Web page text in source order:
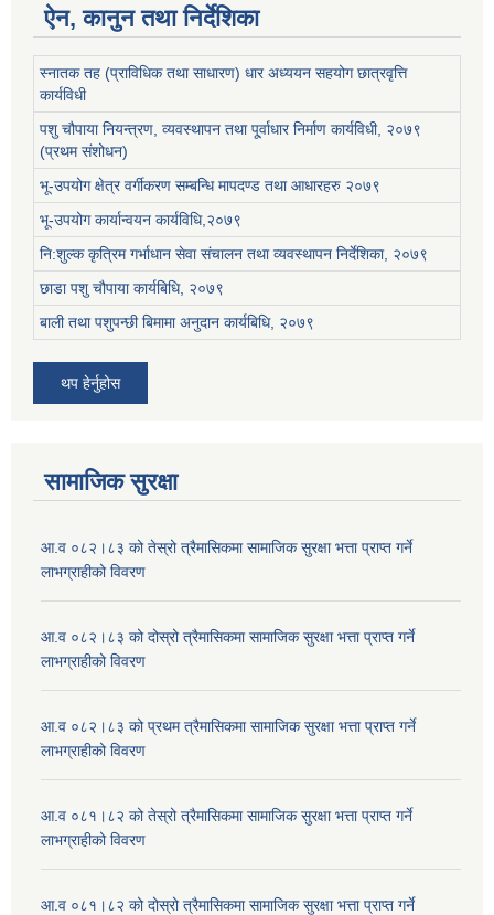
ऐन, कानुन तथा निर्देशिका
स्नातक तह (प्राविधिक तथा साधारण) धार अध्ययन सहयोग छात्रवृत्ति
कार्यविधी
पशु चौपाया नियन्त्रण, व्यवस्थापन तथा पू्र्वाधार निर्माण कार्यविधी, २०७९
(प्रथम संशोधन)
भू-उपयोग क्षेत्र वर्गीकरण सम्बन्धि मापदण्ड तथा आधारहरु २०७९
भू-उपयोग कार्यान्वयन कार्यविधि,२०७९
नि:शुल्क कृत्रिम गर्भाधान सेवा संचालन तथा व्यवस्थापन निर्देशिका, २०७९
छाडा पशु चौपाया कार्यबिधि, २०७९
बाली तथा पशुपन्छी बिमामा अनुदान कार्यबिधि, २०७९
थप हेर्नुहोस
सामाजिक सुरक्षा
आ.व ०८२।८३ को तेस्रो त्रैमासिकमा सामाजिक सुरक्षा भत्ता प्राप्त गर्ने
लाभग्राहीको विवरण
आ.व ०८२।८३ को दोस्रो त्रैमासिकमा सामाजिक सुरक्षा भत्ता प्राप्त गर्ने
लाभग्राहीको विवरण
आ.व ०८२।८३ को प्रथम त्रैमासिकमा सामाजिक सुरक्षा भत्ता प्राप्त गर्ने
लाभग्राहीको विवरण
आ.व ०८१।८२ को तेस्रो त्रैमासिकमा सामाजिक सुरक्षा भत्ता प्राप्त गर्ने
लाभग्राहीको विवरण
आ.व ०८१।८२ को दोस्रो त्रैमासिकमा सामाजिक सुरक्षा भत्ता प्राप्त गर्ने